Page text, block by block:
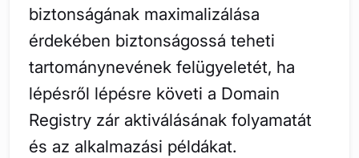
biztonságának maximalizálása
érdekében biztonságossá teheti
tartománynevének felügyeletét, ha
lépésről lépésre követi a Domain
Registry zár aktiválásának folyamatát
és az alkalmazási példákat.